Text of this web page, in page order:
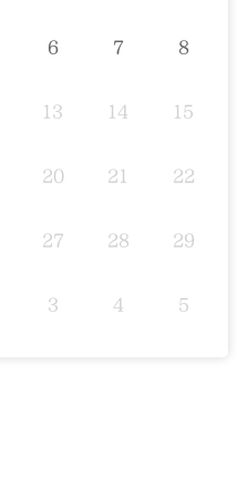
6 7 8
13 14 15
20 21 22
27 28 29
3 4 5